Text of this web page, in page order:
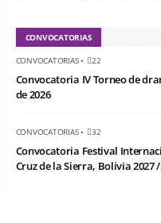
CONVOCATORIAS
CONVOCATORIAS• 22
Convocatoria IV Torneo de
de 2026
CONVOCATORIAS• 32
Convocatoria Festival
Cruz de la Sierra, Bolivia 2027